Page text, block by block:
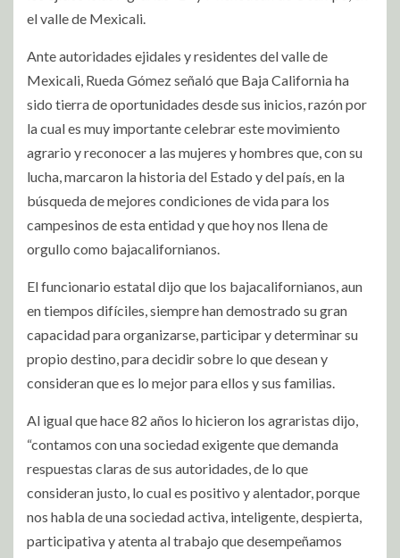
el valle de Mexicali.
Ante autoridades ejidales y residentes del valle de
Mexicali, Rueda Gómez señaló que Baja California ha
sido tierra de oportunidades desde sus inicios, razón por
la cual es muy importante celebrar este movimiento
agrario y reconocer a las mujeres y hombres que, con su
lucha, marcaron la historia del Estado y del país, en la
búsqueda de mejores condiciones de vida para los
campesinos de esta entidad y que hoy nos llena de
orgullo como bajacalifornianos.
El funcionario estatal dijo que los bajacalifornianos, aun
en tiempos difíciles, siempre han demostrado su gran
capacidad para organizarse, participar y determinar su
propio destino, para decidir sobre lo que desean y
consideran que es lo mejor para ellos y sus familias.
Al igual que hace 82 años lo hicieron los agraristas dijo,
“contamos con una sociedad exigente que demanda
respuestas claras de sus autoridades, de lo que
consideran justo, lo cual es positivo y alentador, porque
nos habla de una sociedad activa, inteligente, despierta,
participativa y atenta al trabajo que desempeñamos